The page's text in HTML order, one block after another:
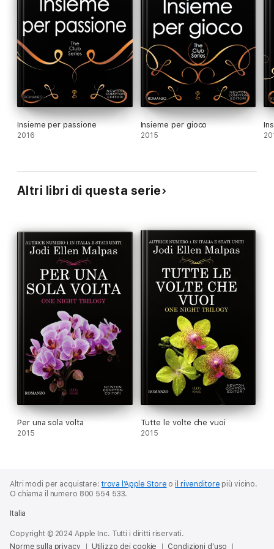
Insieme per passione
2016
Insieme per gioco
2015
Altri libri di questa serie
Per una sola volta
2015
Tutte le volte che vuoi
2015
Altri modi per acquistare:trova l’Apple Store oil rivenditore più vicino.
O chiama il numero 800 554 533.
Italia
Copyright © 2024 Apple Inc. Tutti i diritti riservati.
Norme sulla privacy
Utilizzo dei cookie Condizioni d’uso